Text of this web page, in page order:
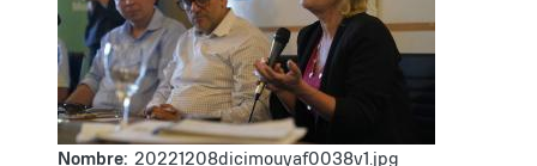
Nombre: 20221208dicimouyaf0038v1.jpg